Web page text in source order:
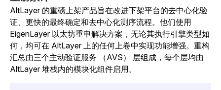
AltLayer 的重磅上架产品旨在改进下架平台的去中心化验
证、更快的最终确定和去中心化测序流程。他们使用
EigenLayer 以太坊重申解决方案，无论其执行引擎类型如
何，均可在 AltLayer 上的任何上卷中实现功能增强。重构
汇总由三个主动验证服务 （AVS） 层组成，每个层均由
AltLayer 堆栈内的模块化组件启用。